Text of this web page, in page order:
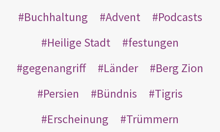
Buchhaltung
Advent
Podcasts
Heilige Stadt
festungen
gegenangriff
Länder
Berg Zion
Persien
Bündnis
Tigris
Erscheinung
Trümmern